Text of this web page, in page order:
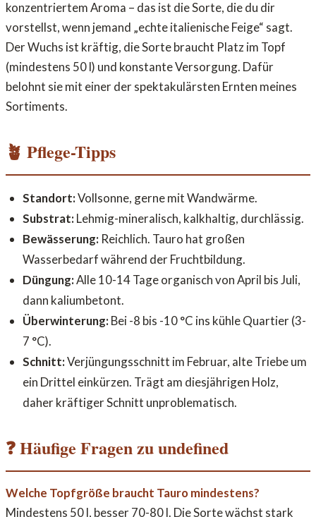
konzentriertem Aroma – das ist die Sorte, die du dir
vorstellst, wenn jemand „echte italienische Feige“ sagt.
Der Wuchs ist kräftig, die Sorte braucht Platz im Topf
(mindestens 50 l) und konstante Versorgung. Dafür
belohnt sie mit einer der spektakulärsten Ernten meines
Sortiments.
🪴 Pflege-Tipps
Standort:Vollsonne, gerne mit Wandwärme.
Substrat: Lehmig-mineralisch, kalkhaltig, durchlässig.
Bewässerung: Reichlich. Tauro hat großen
Wasserbedarf während der Fruchtbildung.
Düngung:Alle 10-14 Tage organisch von April bis Juli,
dann kaliumbetont.
Überwinterung: Bei -8 bis -10 °C ins kühle Quartier (3-
7 °C).
Schnitt:Verjüngungsschnitt im Februar, alte Triebe um
ein Drittel einkürzen. Trägt am diesjährigen Holz,
daher kräftiger Schnitt unproblematisch.
❓ Häufige Fragen zu undefined
Welche Topfgröße braucht Tauro mindestens?
Mindestens 50 l, besser 70-80 l. Die Sorte wächst stark